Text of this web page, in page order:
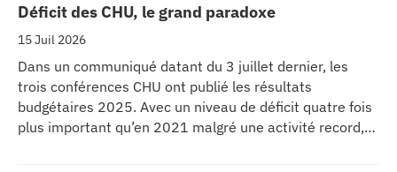
Déficit des CHU, le grand paradoxe
15 Juil 2026
Dans un communiqué datant du 3 juillet dernier, les
trois conférences CHU ont publié les résultats
budgétaires 2025. Avec un niveau de déficit quatre fois
plus important qu’en 2021 malgré une activité record,